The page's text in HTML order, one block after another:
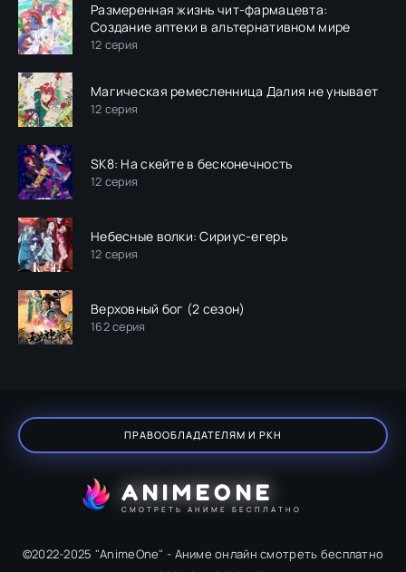
Размеренная жизнь чит-фармацевта:
Создание аптеки в альтернативном мире
12 серия
Магическая ремесленница Далия не унывает
12 серия
SK8: На скейте в бесконечность
12 серия
Небесные волки: Сириус-егерь
12 серия
Верховный бог (2 сезон)
162 серия
ПРАВООБЛАДАТЕЛЯМ И РКН
ANIMEONE
СМОТРЕТЬ АНИМЕ БЕСПЛАТНО
©2022-2025 "AnimeOne" - Аниме онлайн смотреть бесплатно